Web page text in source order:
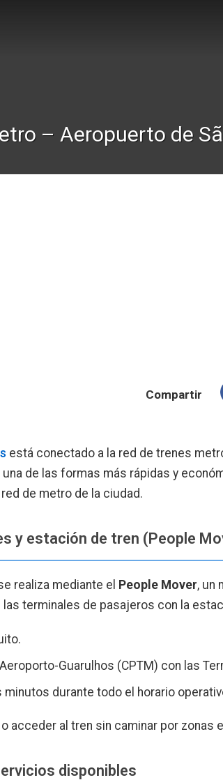
– Aeropuerto de
Compartir
está conectado a la red de trenes
una de las formas más rápidas y
de metro de la ciudad.
y estación de tren (People
realiza mediante el People Mover, un
terminales de pasajeros con la
Guarulhos (CPTM) con las
durante todo el horario
acceder al tren sin caminar por zonas
disponibles